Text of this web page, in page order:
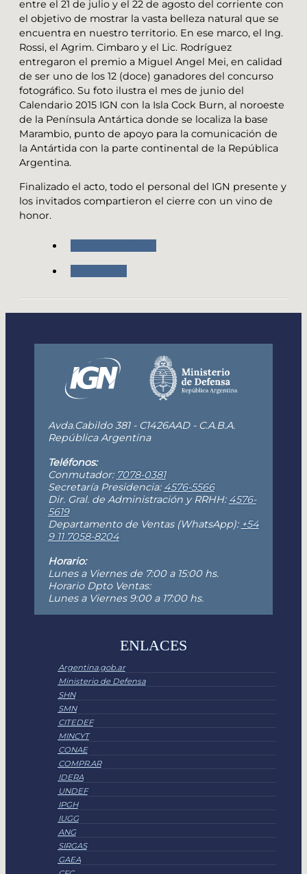
entre el 21 de julio y el 22 de agosto del corriente con
el objetivo de mostrar la vasta belleza natural que se
encuentra en nuestro territorio. En ese marco, el Ing.
Rossi, el Agrim. Cimbaro y el Lic. Rodríguez
entregaron el premio a Miguel Angel Mei, en calidad
de ser uno de los 12 (doce) ganadores del concurso
fotográfico. Su foto ilustra el mes de junio del
Calendario 2015 IGN con la Isla Cock Burn, al noroeste
de la Península Antártica donde se localiza la base
Marambio, punto de apoyo para la comunicación de
la Antártida con la parte continental de la República
Argentina.
Finalizado el acto, todo el personal del IGN presente y
los invitados compartieron el cierre con un vino de
honor.
Avda.Cabildo 381 - C1426AAD - C.A.B.A.
República Argentina
Teléfonos:
Conmutador: 7078-0381
Secretaría Presidencia: 4576-5566
Dir. Gral. de Administración y RRHH: 4576-
5619
Departamento de Ventas (WhatsApp): +54
9 11 7058-8204
Horario:
Lunes a Viernes de 7:00 a 15:00 hs.
Horario Dpto Ventas:
Lunes a Viernes 9:00 a 17:00 hs.
ENLACES
Argentina.gob.ar
Ministerio de Defensa
SHN
SMN
CITEDEF
MINCYT
CONAE
COMPR.AR
IDERA
UNDEF
IPGH
IUGG
ANG
SIRGAS
GAEA